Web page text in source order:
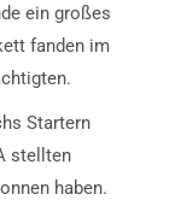
ein großes
fanden im
Startern
stellten
haben.